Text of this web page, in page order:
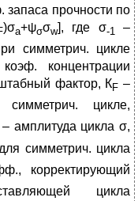
прочности по
)σa+ψσσw], где σ-1
–
симметрич. цикле
концентрации
фактор, КF –
цикле,
– амплитуда цикла σ,
симметрич. цикла
корректирующий
цикла